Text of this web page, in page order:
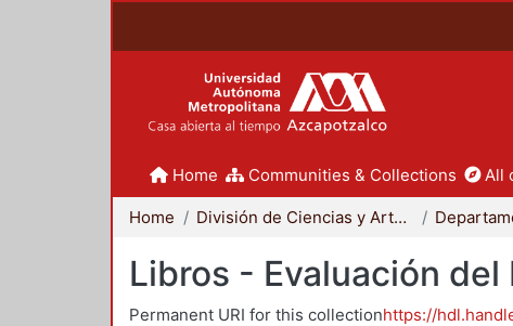
Home Communities & Collections All
Home División de Ciencias y Artes para el Diseño
Libros - Evaluación
Permanent URI for this collectionhttps://